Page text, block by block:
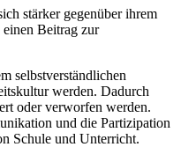
stärker gegenüber ihrem
Beitrag zur
selbstverständlichen
werden. Dadurch
oder verworfen werden.
und die Partizipation
Schule und Unterricht.